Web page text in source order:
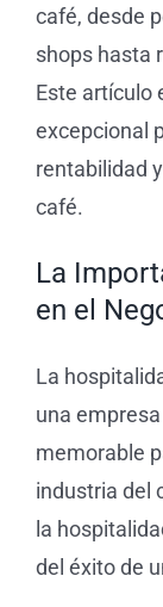
café, desde
shops hasta
Este artículo
excepcional
rentabilidad
café.
La
en el
La
una
memorable
industria del
la
del éxito de